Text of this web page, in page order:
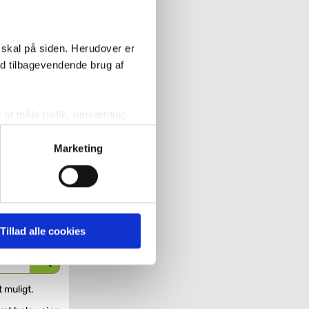
på siden. Herudover er
tilbagevendende brug af
måle trafik, omsætning,
kan du se hvilke
cookies. Du har
det ligeledes muligt, at
Marketing
Tillad alle cookies
muligt.